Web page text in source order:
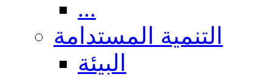
...
التنمية المستدامة
البيئة